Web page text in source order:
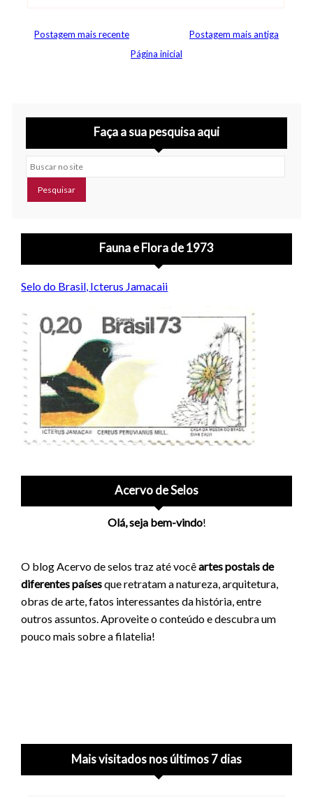
Postagem mais recente
Postagem mais antiga
Página inicial
Faça a sua pesquisa aqui
Buscar no site
Fauna e Flora de 1973
Selo do Brasil, Icterus Jamacaii
Acervo de Selos
Olá, seja bem-vindo!
O blog Acervo de selos traz até vocêartes postais de
diferentes paísesque retratam a natureza, arquitetura,
obras de arte, fatos interessantes da história, entre
outros assuntos. Aproveite o conteúdo e descubra um
pouco mais sobre a filatelia!
Mais visitados nos últimos 7 dias